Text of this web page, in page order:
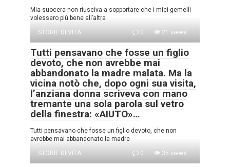
Mia suocera non riusciva a sopportare che i miei gemelli
volessero più bene all’altra
STORIE DI VITA
0 21 views
Tutti pensavano che fosse un figlio
devoto, che non avrebbe mai
abbandonato la madre malata. Ma la
vicina notò che, dopo ogni sua visita,
l’anziana donna scriveva con mano
tremante una sola parola sul vetro
della finestra: «AIUTO»…
Tutti pensavano che fosse un figlio devoto, che non
avrebbe mai abbandonato la madre
STORIE DI VITA
0 35 views